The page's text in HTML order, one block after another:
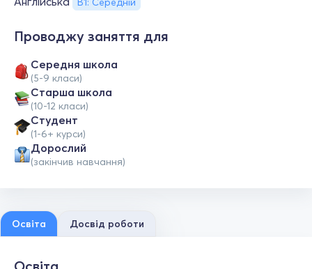
Проводжу заняття для
Середня школа
(5-9 класи)
Старша школа
(10-12 класи)
Студент
(1-6+ курси)
Дорослий
(закінчив навчання)
Освіта Досвід роботи